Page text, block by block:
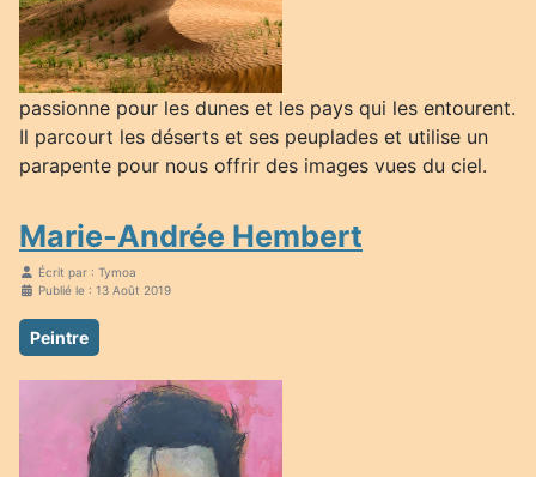
passionne pour les dunes et les pays qui les entourent.
Il parcourt les déserts et ses peuplades et utilise un
parapente pour nous offrir des images vues du ciel.
Marie-Andrée Hembert
Écrit par : Tymoa
Publié le : 13 Août 2019
Peintre